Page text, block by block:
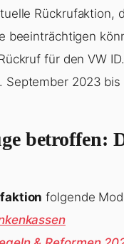
Rückrufaktion,
beeinträchtigen
für den VW
September 2023 bis
betroffen:
folgende